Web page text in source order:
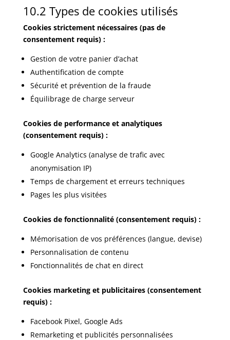
10.2 Types de cookies utilisés
Cookies strictement nécessaires (pas de
consentement requis) :
Gestion de votre panier d’achat
Authentification de compte
Sécurité et prévention de la fraude
Équilibrage de charge serveur
Cookies de performance et analytiques
(consentement requis) :
Google Analytics (analyse de trafic avec
anonymisation IP)
Temps de chargement et erreurs techniques
Pages les plus visitées
Cookies de fonctionnalité (consentement requis) :
Mémorisation de vos préférences (langue, devise)
Personnalisation de contenu
Fonctionnalités de chat en direct
Cookies marketing et publicitaires (consentement
requis) :
Facebook Pixel, Google Ads
Remarketing et publicités personnalisées